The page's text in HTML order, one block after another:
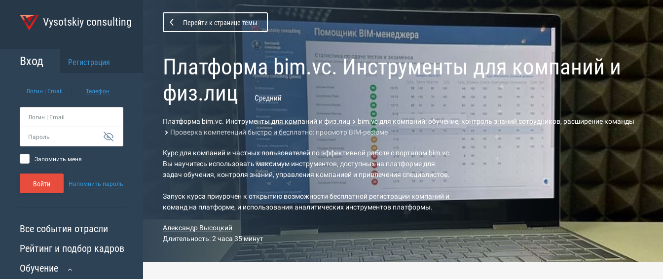
Vysotskiy consulting
Вход Регистрация
Логин | Email Телефон
Логин | Email
Пароль
Запомнить меня
Войти Напомнить пароль
Все события отрасли
Рейтинг и подбор кадров
Обучение
Перейти к странице темы
Платформа bim.vc. Инструменты для компаний и
физ.лиц
Средний
Платформа bim.vc. Инструменты для компаний и физ.лиц
bim.vc для компаний: обучение, контроль знаний сотрудников, расширение команды
Проверка компетенций быстро и бесплатно: просмотр BIM-резюме
Курс для компаний и частных пользователей по эффективной работе с порталом bim.vc.
Вы научитесь использовать максимум инструментов, доступных на платформе для
задач обучения, контроля знаний, управления компанией и привлечения специалистов.
Запуск курса приурочен к открытию возможности бесплатной регистрации компаний и
команд на платформе, и использования аналитических инструментов платформы.
Александр Высоцкий
Длительность: 2 часа 35 минут